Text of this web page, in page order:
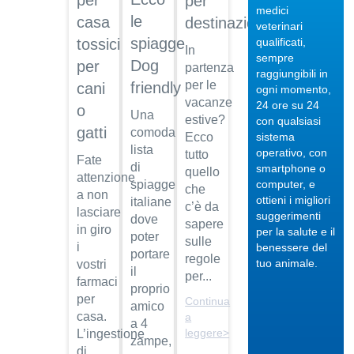
casa
tossici
per
cani
o
gatti
Fate
attenzione
a non
lasciare
in giro
i
vostri
farmaci
per
casa.
L’ingestione
le
spiagge
Dog
friendly
Una
comoda
lista
di
spiagge
italiane
dove
poter
portare
il
proprio
amico
a 4
zampe,
destinazione
In
partenza
per le
vacanze
estive?
Ecco
tutto
quello
che
c’è da
sapere
sulle
regole
per...
Continua
a
leggere>
medici
veterinari
qualificati,
sempre
raggiungibili in
ogni momento,
24 ore su 24
con qualsiasi
sistema
operativo, con
smartphone o
computer, e
ottieni i migliori
suggerimenti
per la salute e il
benessere del
tuo animale.
04/10/
Veterinario
di
Maurizio
Albano
Guarda
il video
04/10/
Regalare